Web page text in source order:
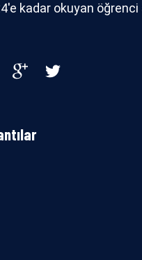
kadar okuyan öğrenci